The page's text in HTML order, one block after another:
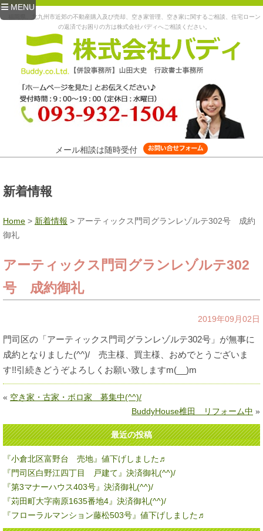
MENU
福岡県、北九州市近郊の不動産購入及び売却、空き家管理、空き家に関するご相談、住宅ローン
の返済でお困りの方は株式会社バディへご相談ください。
メール相談は随時受付
新着情報
Home > 新着情報 > アーティックス門司グランレゾルテ302号 成約
御礼
アーティックス門司グランレゾルテ302
号 成約御礼
2019年09月02日
門司区の「アーティックス門司グランレゾルテ302号」が無事に
成約となりました(^^)/ 売主様、買主様、おめでとうございま
す!!引続きどうぞよろしくお願い致しますm(__)m
« 空き家・古家・ボロ家 募集中(^^)/
BuddyHouse椎田 リフォーム中 »
最近の投稿
『小倉北区富野台 売地』値下げしました♬
『門司区白野江四丁目 戸建て』決済御礼(^^)/
『第3マナーハウス403号』決済御礼(^^)/
『苅田町大字南原1635番地4』決済御礼(^^)/
『フローラルマンション藤松503号』値下げしました♬